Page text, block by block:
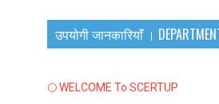
उपयोगी जानकारियाँ ।
🌕 WELCOME To SCERTUP